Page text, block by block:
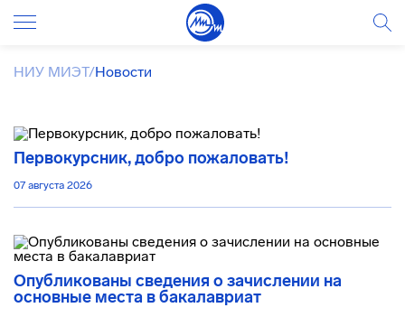
НИУ МИЭТ/Новости
Первокурсник, добро пожаловать!
07 августа 2026
Опубликованы сведения о зачислении на
основные места в бакалавриат